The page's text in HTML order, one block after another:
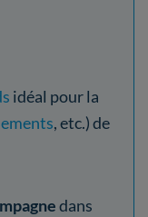
idéal pour la
, etc.) de
dans